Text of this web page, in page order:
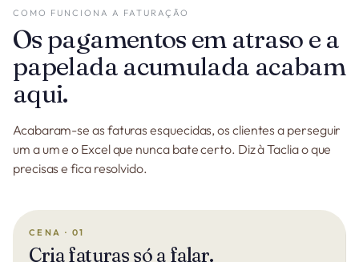
COMO FUNCIONA A FATURAÇÃO
Os pagamentos em atraso e a
papelada acumulada acabam
aqui.
Acabaram-se as faturas esquecidas, os clientes a perseguir
um a um e o Excel que nunca bate certo. Diz à Taclia o que
precisas e fica resolvido.
CENA · 01
Cria faturas só a falar.